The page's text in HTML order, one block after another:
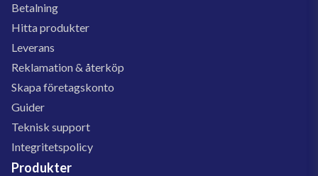
Betalning
Hitta produkter
Leverans
Reklamation & återköp
Skapa företagskonto
Guider
Teknisk support
Integritetspolicy
Produkter